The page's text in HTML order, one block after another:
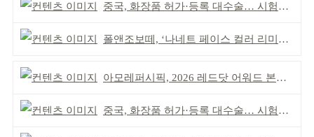
중국, 화장품 허가·등록 대수술… 시험자료 공용 허용
폴앤조보떼, ‘나네트 페이스 컬러 리미티드’ 출시
아모레퍼시픽, 2026 레드닷 어워드 본상 2개 수상
중국, 화장품 허가·등록 대수술… 시험자료 공용 허용